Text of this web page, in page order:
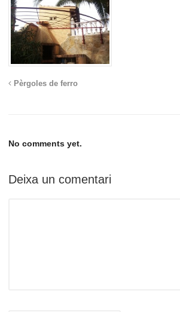
Pèrgoles de ferro
No comments yet.
Deixa un comentari